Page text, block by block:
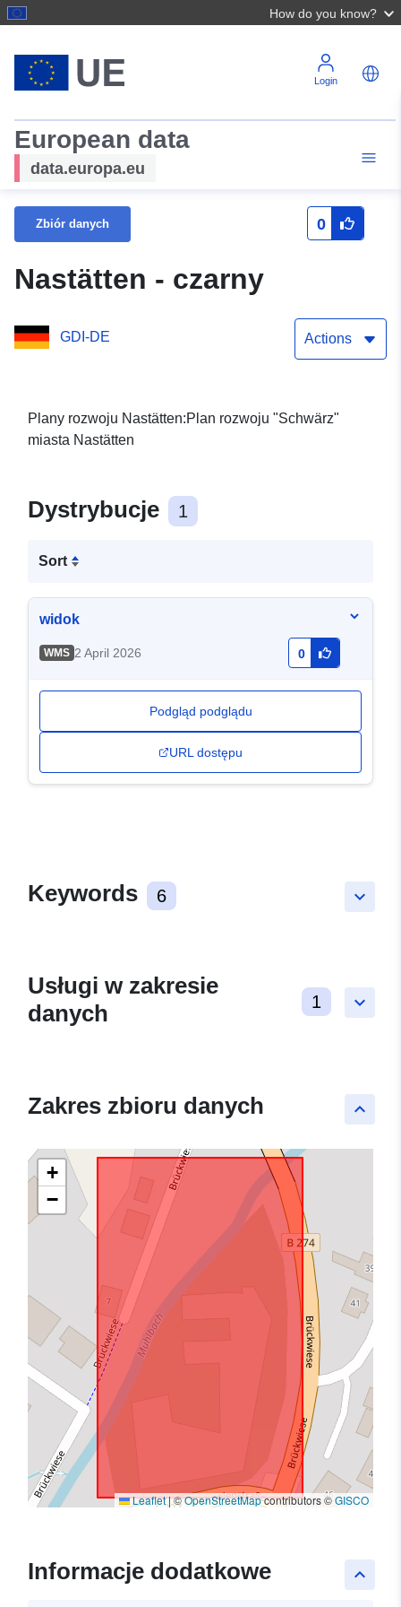
How do you know?
Login
European data
data.europa.eu
Zbiór danych 0
Nastätten - czarny
GDI-DE Actions
Plany rozwoju Nastätten:Plan rozwoju "Schwärz"
miasta Nastätten
Dystrybucje 1
Sort
widok
WMS 2 April 2026 0
Podgląd podglądu
URL dostępu
keyboard_arrow_down
Keywords 6
keyboard_arrow_down
Usługi w zakresie
danych
1
keyboard_arrow_up
Zakres zbioru danych
+
−
Leaflet|©OpenStreetMapcontributors ©GISCO
keyboard_arrow_up
Informacje dodatkowe